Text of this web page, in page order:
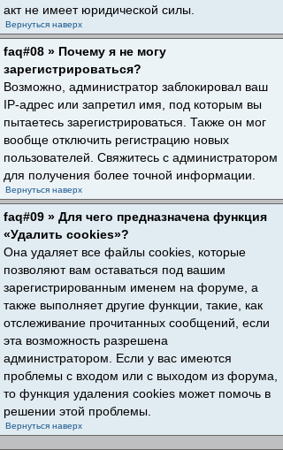
акт не имеет юридической силы.
Вернуться наверх
faq#08 » Почему я не могу
зарегистрироваться?
Возможно, администратор заблокировал ваш
IP-адрес или запретил имя, под которым вы
пытаетесь зарегистрироваться. Также он мог
вообще отключить регистрацию новых
пользователей. Свяжитесь с администратором
для получения более точной информации.
Вернуться наверх
faq#09 » Для чего предназначена функция
«Удалить cookies»?
Она удаляет все файлы cookies, которые
позволяют вам оставаться под вашим
зарегистрированным именем на форуме, а
также выполняет другие функции, такие, как
отслеживание прочитанных сообщений, если
эта возможность разрешена
администратором. Если у вас имеются
проблемы с входом или с выходом из форума,
то функция удаления cookies может помочь в
решении этой проблемы.
Вернуться наверх